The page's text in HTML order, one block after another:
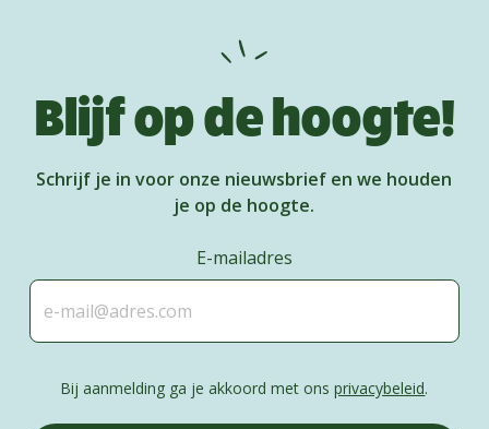
Blijf op de hoogte!
Schrijf je in voor onze nieuwsbrief en we houden
je op de hoogte.
E-mailadres
Bij aanmelding ga je akkoord met onsprivacybeleid.